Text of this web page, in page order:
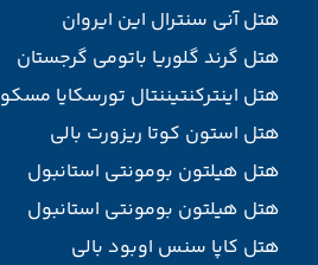
هتل آنی سنترال این ایروان
هتل گرند گلوریا باتومی گرجستان
هتل اینترکنتیننتال تورسکایا مسکو
هتل استون کوتا ریزورت بالی
هتل هیلتون بومونتی استانبول
هتل هیلتون بومونتی استانبول
هتل کاپا سنس اوبود بالی